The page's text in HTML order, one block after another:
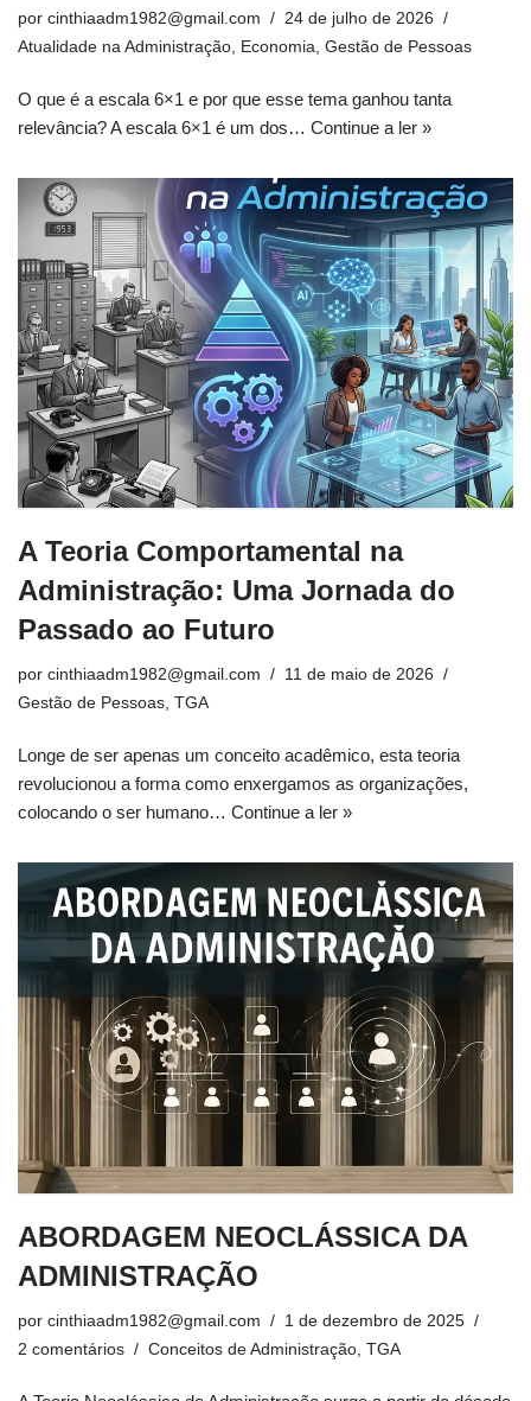
por cinthiaadm1982@gmail.com
24 de julho de 2026
Atualidade na Administração Economia Gestão de Pessoas
O que é a escala 6×1 e por que esse tema ganhou tanta
relevância? A escala 6×1 é um dos… Continue a ler »
A Teoria Comportamental na
Administração: Uma Jornada do
Passado ao Futuro
por cinthiaadm1982@gmail.com
11 de maio de 2026
Gestão de Pessoas, TGA
Longe de ser apenas um conceito acadêmico, esta teoria
revolucionou a forma como enxergamos as organizações,
colocando o ser humano… Continue a ler »
ABORDAGEM NEOCLÁSSICA DA
ADMINISTRAÇÃO
por cinthiaadm1982@gmail.com
1 de dezembro de 2025
2 comentários
Conceitos de Administração TGA